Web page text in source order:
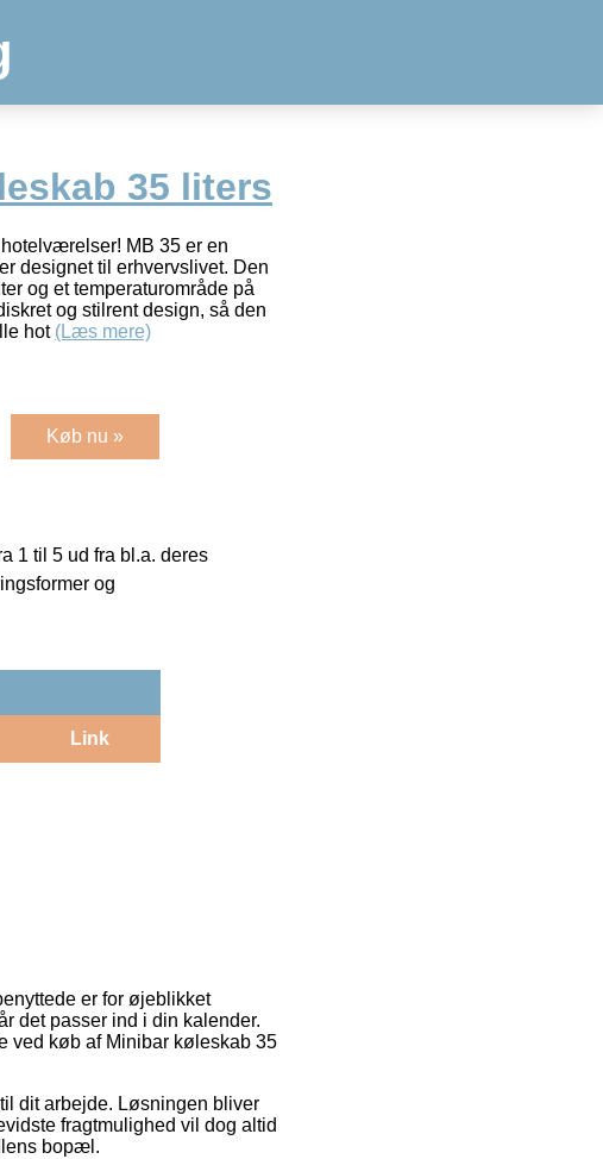
35 liters
MB 35 er en
designet til erhvervslivet. Den
og et temperaturområde på
og stilrent design, så den
hot (Læs mere)
Køb nu »
1 til 5 ud fra bl.a. deres
og
Link
er for øjeblikket
det passer ind i din kalender.
ved køb af Minibar køleskab 35
dit arbejde. Løsningen bliver
fragtmulighed vil dog altid
bopæl.